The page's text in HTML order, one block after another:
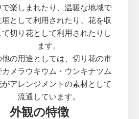
で楽しまれたり、温暖な地域で
垣として利用されたり、花を収
て切り花として利用されたりし
ます。
他の用途としては、切り花の市
カメラウキウム・ウンキナツム
がアレンジメントの素材として
流通しています。
外観の特徴